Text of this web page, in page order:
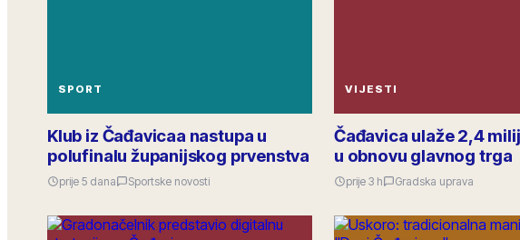
SPORT
Klub iz Čađavicaa nastupa u
polufinalu županijskog prvenstva
prije 5 dana Sportske novosti
VIJESTI
Čađavica ulaže 2,4
u obnovu glavnog trga
prije 3 h Gradska uprava